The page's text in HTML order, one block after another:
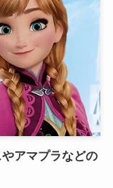
アマプラなどの